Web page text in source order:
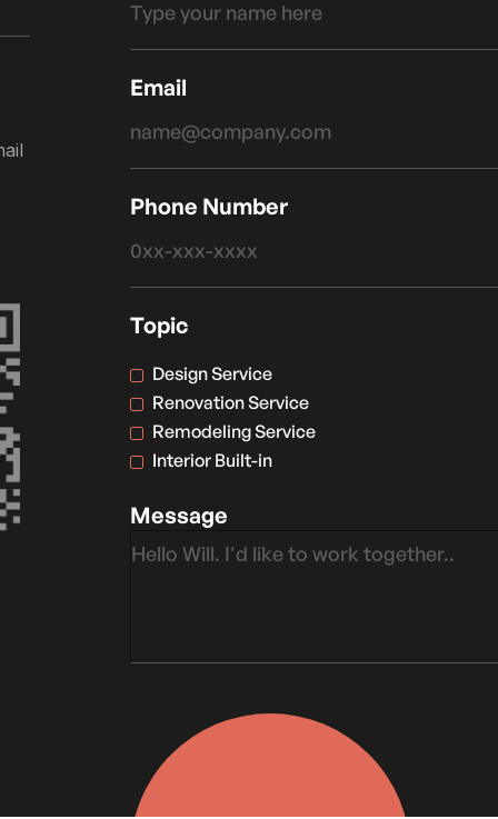
Email
Phone Number
Topic
Design Service
Renovation Service
Remodeling Service
Interior Built-in
Message